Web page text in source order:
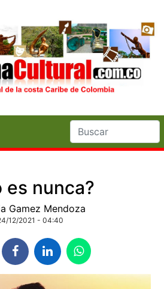
es nunca?
Gamez Mendoza
12/2021 - 04:40